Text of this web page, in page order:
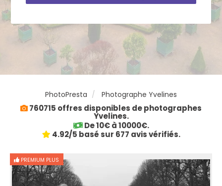
PhotoPresta Photographe Yvelines
760715 offres disponibles de photographes
Yvelines.
De 10€ à 10000€.
4.92/5 basé sur 677 avis vérifiés.
PREMIUM PLUS